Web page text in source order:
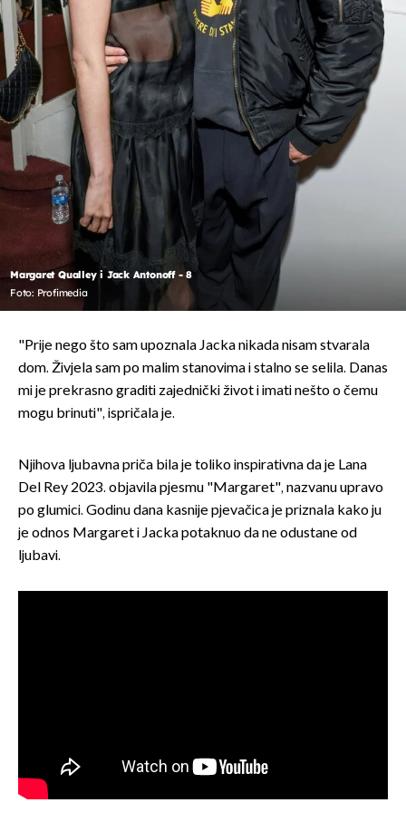
Margaret Qualley i Jack Antonoff - 8
Foto: Profimedia
"Prije nego što sam upoznala Jacka nikada nisam stvarala
dom. Živjela sam po malim stanovima i stalno se selila. Danas
mi je prekrasno graditi zajednički život i imati nešto o čemu
mogu brinuti", ispričala je.
Njihova ljubavna priča bila je toliko inspirativna da je Lana
Del Rey 2023. objavila pjesmu "Margaret", nazvanu upravo
po glumici. Godinu dana kasnije pjevačica je priznala kako ju
je odnos Margaret i Jacka potaknuo da ne odustane od
ljubavi.